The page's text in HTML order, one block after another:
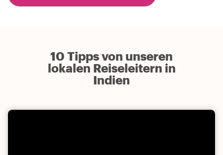
10 Tipps von unseren
lokalen Reiseleitern in
Indien